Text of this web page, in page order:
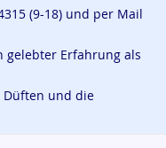
(9-18) und per Mail
gelebter Erfahrung als
Düften und die